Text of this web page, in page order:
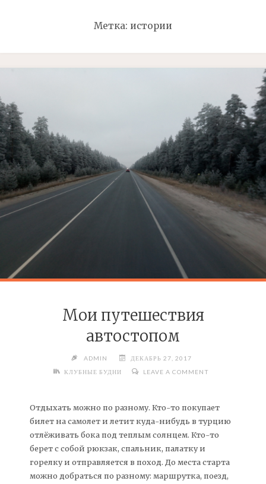
Метка: истории
Мои путешествия
автостопом
ADMIN
ДЕКАБРЬ 27, 2017
КЛУБНЫЕ БУДНИ
LEAVE A COMMENT
Отдыхать можно по разному. Кто-то покупает
билет на самолет и летит куда-нибудь в турцию
отлёживать бока под теплым солнцем. Кто-то
берет с собой рюкзак, спальник, палатку и
горелку и отправляется в поход. До места старта
можно добраться по разному: маршрутка, поезд,